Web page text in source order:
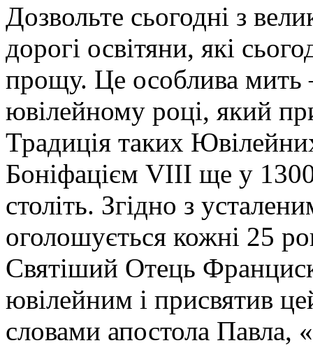
Дозвольте сьогодні з
дорогі освітяни, які
прощу. Це особлива мить
ювілейному році, який
Традиція таких
Боніфацієм VIII ще у
століть. Згідно з
оголошується кожні 25
Святіший Отець
ювілейним і присвятив
словами апостола Павла,